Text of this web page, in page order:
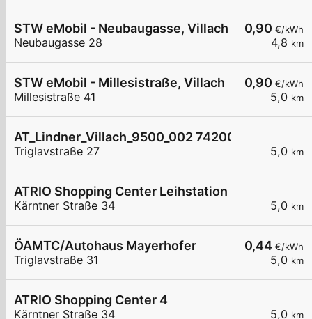
0,90 €/kWh
4,8 km
STW eMobil - Neubaugasse, Villach
Neubaugasse 28
0,90 €/kWh
5,0 km
STW eMobil - Millesistraße, Villach
Millesistraße 41
5,0 km
AT_Lindner_Villach_9500_002 7420083949
Triglavstraße 27
5,0 km
ATRIO Shopping Center Leihstation 2
Kärntner Straße 34
0,44 €/kWh
5,0 km
ÖAMTC/Autohaus Mayerhofer
Triglavstraße 31
5,0 km
ATRIO Shopping Center 4
Kärntner Straße 34